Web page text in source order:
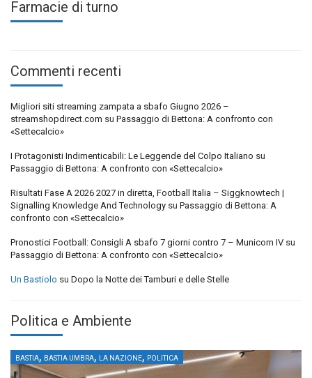
Farmacie di turno
Commenti recenti
Migliori siti streaming zampata a sbafo Giugno 2026 –
streamshopdirect.com su Passaggio di Bettona: A confronto con
«Settecalcio»
I Protagonisti Indimenticabili: Le Leggende del Colpo Italiano su
Passaggio di Bettona: A confronto con «Settecalcio»
Risultati Fase A 2026 2027 in diretta, Football Italia – Siggknowtech |
Signalling Knowledge And Technology su Passaggio di Bettona: A
confronto con «Settecalcio»
Pronostici Football: Consigli A sbafo 7 giorni contro 7 – Municorn IV su
Passaggio di Bettona: A confronto con «Settecalcio»
Un Bastiolo su Dopo la Notte dei Tamburi e delle Stelle
Politica e Ambiente
BASTIA, BASTIA UMBRA, LA NAZIONE, POLITICA